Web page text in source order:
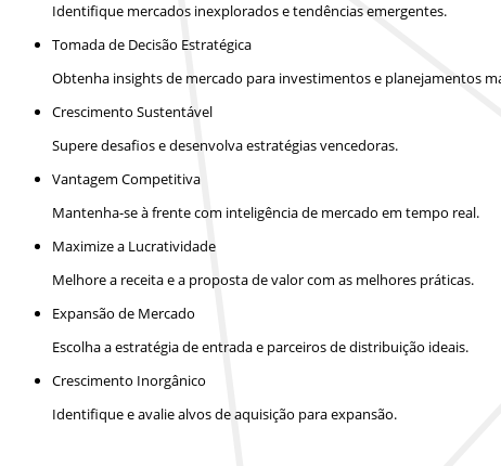
Identifique mercados inexplorados e tendências emergentes.
Tomada de Decisão Estratégica
Obtenha insights de mercado para investimentos e planejamentos
Crescimento Sustentável
Supere desafios e desenvolva estratégias vencedoras.
Vantagem Competitiva
Mantenha-se à frente com inteligência de mercado em tempo real.
Maximize a Lucratividade
Melhore a receita e a proposta de valor com as melhores práticas.
Expansão de Mercado
Escolha a estratégia de entrada e parceiros de distribuição ideais.
Crescimento Inorgânico
Identifique e avalie alvos de aquisição para expansão.